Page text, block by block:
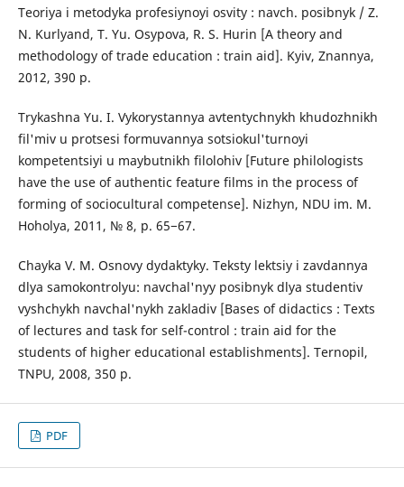
Teoriya i metodyka profesiynoyi osvity : navch. posibnyk / Z.
N. Kurlyand, T. Yu. Osypova, R. S. Hurin [A theory and
methodology of trade education : train aid]. Kyiv, Znannya,
2012, 390 p.
Trykashna Yu. I. Vykorystannya avtentychnykh khudozhnikh
fil'miv u protsesi formuvannya sotsiokul'turnoyi
kompetentsiyi u maybutnikh filolohiv [Future philologists
have the use of authentic feature films in the process of
forming of sociocultural competense]. Nizhyn, NDU im. M.
Hoholya, 2011, № 8, p. 65−67.
Chayka V. M. Osnovy dydaktyky. Teksty lektsiy i zavdannya
dlya samokontrolyu: navchal'nyy posibnyk dlya studentiv
vyshchykh navchal'nykh zakladiv [Bases of didactics : Texts
of lectures and task for self-control : train aid for the
students of higher educational establishments]. Ternopil,
TNPU, 2008, 350 p.
PDF